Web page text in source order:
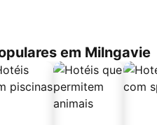
em Milngavie